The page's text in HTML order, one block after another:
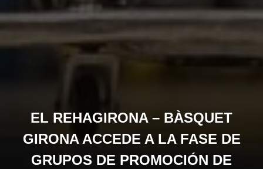
EL REHAGIRONA – BÀSQUET
GIRONA ACCEDE A LA FASE DE
GRUPOS DE PROMOCIÓN DE